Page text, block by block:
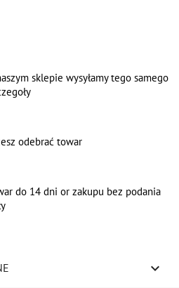
sklepie wysyłamy tego samego
odebrać towar
do 14 dni or zakupu bez podania
